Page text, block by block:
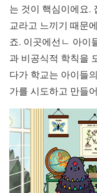
는 것이 핵심이에요.
교라고 느끼기 때문
죠. 이곳에선ㄴ 아이
과 비공식적 학칙을
다가 학교는 아이들
가를 시도하고 만들